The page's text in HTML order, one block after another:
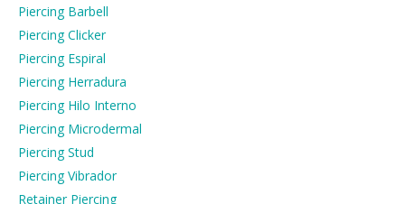
Piercing Barbell
Piercing Clicker
Piercing Espiral
Piercing Herradura
Piercing Hilo Interno
Piercing Microdermal
Piercing Stud
Piercing Vibrador
Retainer Piercing